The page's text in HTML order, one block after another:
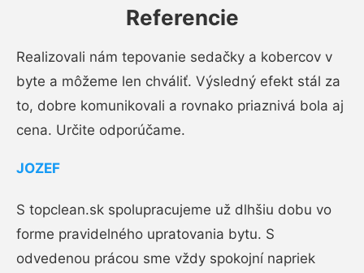
Referencie
Realizovali nám tepovanie sedačky a kobercov v
byte a môžeme len chváliť. Výsledný efekt stál za
to, dobre komunikovali a rovnako priaznivá bola aj
cena. Určite odporúčame.
JOZEF
S topclean.sk spolupracujeme už dlhšiu dobu vo
forme pravidelného upratovania bytu. S
odvedenou prácou sme vždy spokojní napriek